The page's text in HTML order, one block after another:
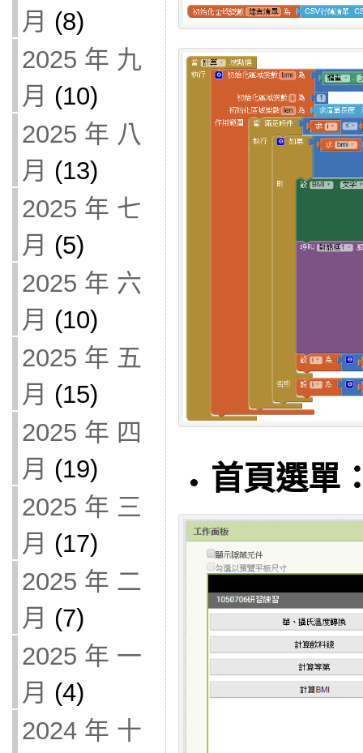
月 (8)
2025 年 九
月 (10)
2025 年 八
月 (13)
2025 年 七
月 (5)
2025 年 六
月 (10)
2025 年 五
月 (15)
2025 年 四
月 (19)
2025 年 三
月 (17)
2025 年 二
月 (7)
2025 年 一
月 (4)
2024 年 十
首頁選單